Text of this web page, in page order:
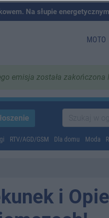
Na słupie
MOTO
emisja została zakończona
RTV/AGD/GSM Dla domu Moda
i